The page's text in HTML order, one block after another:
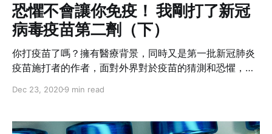
恐懼不會讓你免疫！ 我剛打了新冠
病毒疫苗第二劑（下）
你打疫苗了嗎？擁有醫療背景，同時又是第一批新冠肺炎
疫苗施打者的作者，面對外界對於疫苗的猜測和恐懼，她
許能幫助你做出施打與否的決定？
Dec 23, 20209 min read